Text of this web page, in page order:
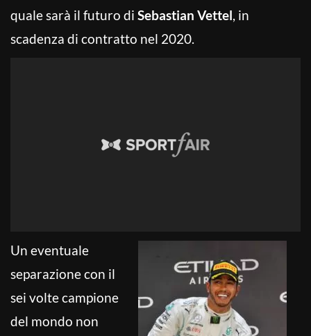
quale sarà il futuro di Sebastian Vettel, in
scadenza di contratto nel 2020.
Un eventuale
separazione con il
sei volte campione
del mondo non